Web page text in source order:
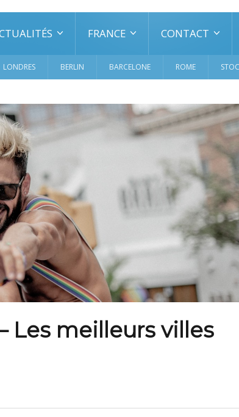
FRANCE CONTACT
LONDRES BERLIN BARCELONE ROME
Les meilleurs villes